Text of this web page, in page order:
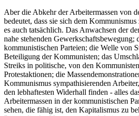
Aber die Abkehr der Arbeitermassen von
bedeutet, dass sie sich dem
es auch tatsächlich. Das Anwachsen der
nahe stehenden Gewerkschaftsbewegung;
kommunistischen Parteien; die Welle von
Beteiligung der Kommunisten; das
Streiks in politische, von den
Protestaktionen; die
Kommunismus sympathisierenden
den lebhaftesten Widerhall finden - alles
Arbeitermassen in der kommunistischen
sehen, die fähig ist, den Kapitalismus zu